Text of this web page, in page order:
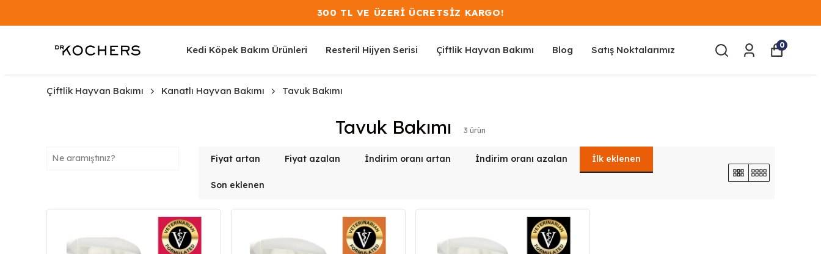
300 TL VE ÜZERİ ÜCRETSİZ KARGO!
Kedi Köpek Bakım Ürünleri Resteril Hijyen Serisi Çiftlik Hayvan Bakımı Blog Satış Noktalarımız 0
Çiftlik Hayvan Bakımı Kanatlı Hayvan Bakımı Tavuk Bakımı
Tavuk Bakımı 3 ürün
Fiyat artan Fiyat azalan İndirim oranı artan İndirim oranı azalan İlk eklenen
Son eklenen